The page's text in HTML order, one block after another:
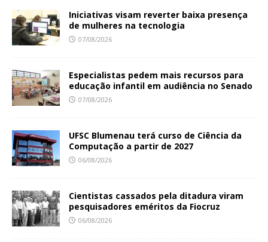
Iniciativas visam reverter baixa presença
de mulheres na tecnologia
07/08/2026
Especialistas pedem mais recursos para
educação infantil em audiência no Senado
07/08/2026
UFSC Blumenau terá curso de Ciência da
Computação a partir de 2027
06/08/2026
Cientistas cassados pela ditadura viram
pesquisadores eméritos da Fiocruz
06/08/2026